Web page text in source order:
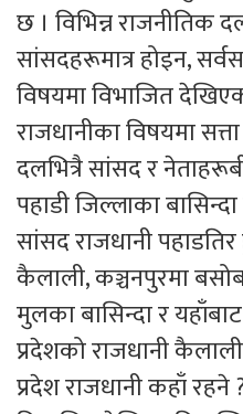
छ । विभिन्न राजनीतिक
सांसदहरूमात्र होइन,
विषयमा विभाजित
राजधानीका विषयमा सत्ता
दलभित्रै सांसद र
पहाडी जिल्लाका
सांसद राजधानी
कैलाली, कञ्चनपुरमा
मुलका बासिन्दा र
प्रदेशको राजधानी
प्रदेश राजधानी कहाँ